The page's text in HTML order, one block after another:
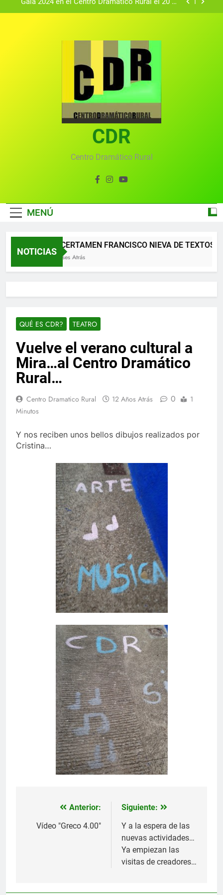
Gala 2024 en el Centro Dramático Rural el 20 de
convocado por el Centro Dramático Rural de Mira
(Cuenca)
Gala anual virtual del Centro Dramático Rural de
Gala del Centro Dramático Rural 2025
Gala 2024 en el Centro Dramático Rural el 20 de
Textos seleccionados en el VI Certamen
Francisco Nieva de piezas breves teatrales
convocado por el Centro Dramático Rural de Mira
Gala anual virtual del Centro Dramático Rural de
CDR
Centro Dramático Rural
MENÚ
NOTICIAS
XII CERTAMEN FRANCISCO NIEVA DE TEXTOS
2 Meses Atrás
QUÉ ES CDR? TEATRO
Vuelve el verano cultural a
Mira…al Centro Dramático
Rural…
Centro Dramatico Rural 12 Años Atrás 0
1
Minutos
Y nos reciben unos bellos dibujos realizados por
Cristina…
Navegación
de
Anterior:
Vídeo "Greco 4.00"
Siguiente:
Y a la espera de las
nuevas actividades…
Ya empiezan las
visitas de creadores…